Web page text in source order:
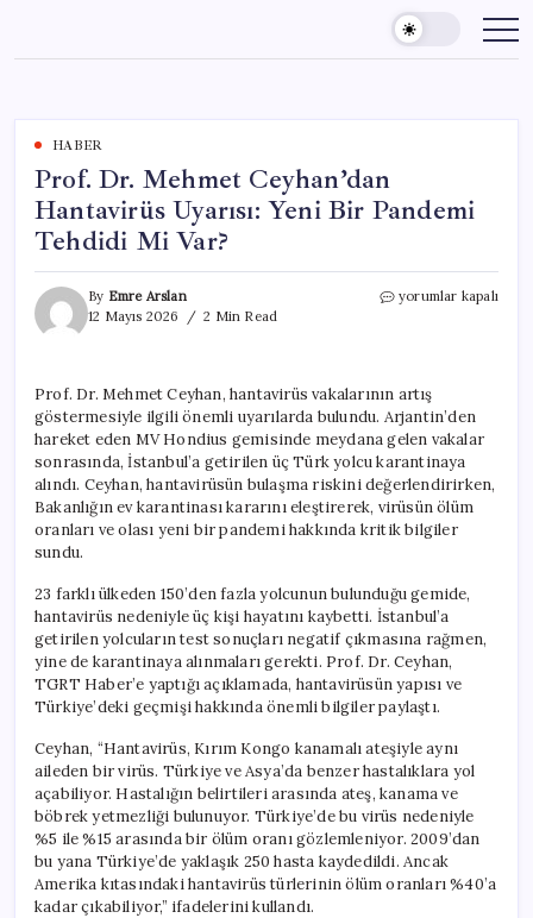
content
HABER
Prof. Dr. Mehmet Ceyhan’dan
Hantavirüs Uyarısı: Yeni Bir Pandemi
Tehdidi Mi Var?
By Emre Arslan
12 Mayıs 2026
2 Min Read
Prof.
Uyarısı:
Yeni
Bir
Pandemi
Tehdidi
Mi
Var?
için
yorumlar kapalı
Prof. Dr. Mehmet Ceyhan, hantavirüs vakalarının artış
göstermesiyle ilgili önemli uyarılarda bulundu. Arjantin’den
hareket eden MV Hondius gemisinde meydana gelen vakalar
sonrasında, İstanbul’a getirilen üç Türk yolcu karantinaya
alındı. Ceyhan, hantavirüsün bulaşma riskini değerlendirirken,
Bakanlığın ev karantinası kararını eleştirerek, virüsün ölüm
oranları ve olası yeni bir pandemi hakkında kritik bilgiler
sundu.
23 farklı ülkeden 150’den fazla yolcunun bulunduğu gemide,
hantavirüs nedeniyle üç kişi hayatını kaybetti. İstanbul’a
getirilen yolcuların test sonuçları negatif çıkmasına rağmen,
yine de karantinaya alınmaları gerekti. Prof. Dr. Ceyhan,
TGRT Haber’e yaptığı açıklamada, hantavirüsün yapısı ve
Türkiye’deki geçmişi hakkında önemli bilgiler paylaştı.
Ceyhan, “Hantavirüs, Kırım Kongo kanamalı ateşiyle aynı
aileden bir virüs. Türkiye ve Asya’da benzer hastalıklara yol
açabiliyor. Hastalığın belirtileri arasında ateş, kanama ve
böbrek yetmezliği bulunuyor. Türkiye’de bu virüs nedeniyle
%5 ile %15 arasında bir ölüm oranı gözlemleniyor. 2009’dan
bu yana Türkiye’de yaklaşık 250 hasta kaydedildi. Ancak
Amerika kıtasındaki hantavirüs türlerinin ölüm oranları %40’a
kadar çıkabiliyor,” ifadelerini kullandı.